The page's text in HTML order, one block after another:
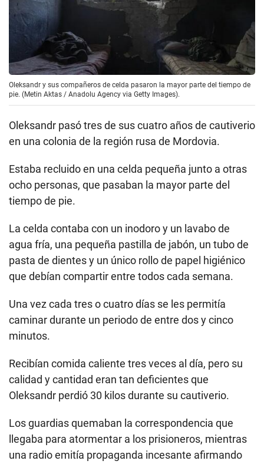
Oleksandr y sus compañeros de celda pasaron la mayor parte del tiempo de
pie. (Metin Aktas / Anadolu Agency via Getty Images).
Oleksandr pasó tres de sus cuatro años de cautiverio
en una colonia de la región rusa de Mordovia.
Estaba recluido en una celda pequeña junto a otras
ocho personas, que pasaban la mayor parte del
tiempo de pie.
La celda contaba con un inodoro y un lavabo de
agua fría, una pequeña pastilla de jabón, un tubo de
pasta de dientes y un único rollo de papel higiénico
que debían compartir entre todos cada semana.
Una vez cada tres o cuatro días se les permitía
caminar durante un periodo de entre dos y cinco
minutos.
Recibían comida caliente tres veces al día, pero su
calidad y cantidad eran tan deficientes que
Oleksandr perdió 30 kilos durante su cautiverio.
Los guardias quemaban la correspondencia que
llegaba para atormentar a los prisioneros, mientras
una radio emitía propaganda incesante afirmando